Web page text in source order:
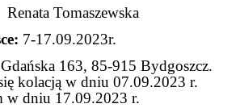
Renata Tomaszewska
7-17.09.2023r.
163, 85-915 Bydgoszcz.
kolacją w dniu 07.09.2023 r.
w dniu 17.09.2023 r.